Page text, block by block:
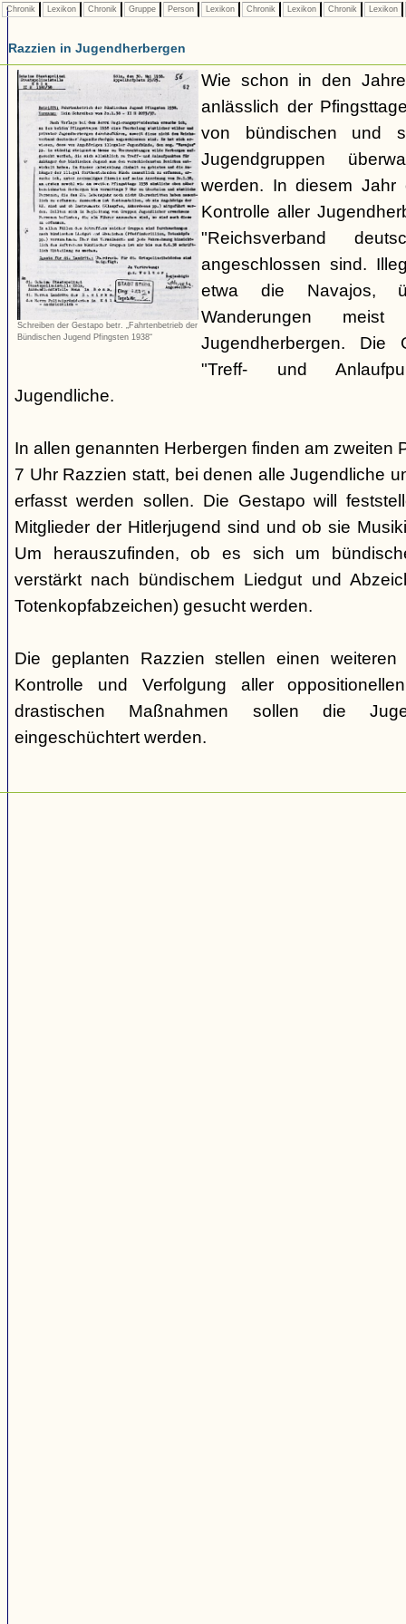
Chronik Lexikon Chronik Gruppe Person Lexikon Chronik Lexikon Chronik Lexikon
Razzien in Jugendherbergen
Schreiben der Gestapo betr. „Fahrtenbetrieb der
Bündischen Jugend Pfingsten 1938“
Wie schon in den
anlässlich der
von bündischen und
Jugendgruppen
werden. In diesem Jahr
Kontrolle aller
"Reichsverband
angeschlossen sind.
etwa die Navajos,
Wanderungen
Jugendherbergen.
"Treff- und
Jugendliche.
In allen genannten Herbergen finden am zweiten
7 Uhr Razzien statt, bei denen alle Jugendliche
erfasst werden sollen. Die Gestapo will
Mitglieder der Hitlerjugend sind und ob sie
Um herauszufinden, ob es sich um
verstärkt nach bündischem Liedgut und
Totenkopfabzeichen) gesucht werden.
Die geplanten Razzien stellen einen weiteren
Kontrolle und Verfolgung aller
drastischen Maßnahmen sollen die
eingeschüchtert werden.